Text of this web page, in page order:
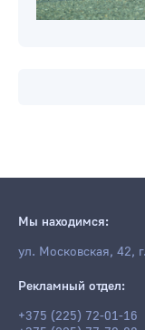
Мы находимся:
ул. Московская, 42,
Рекламный отдел:
+375 (225) 72-01-16